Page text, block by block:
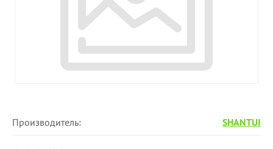
Производитель: SHANTUI